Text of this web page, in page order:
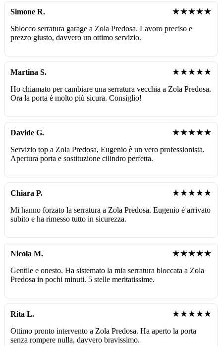
Simone R. ★★★★★
Sblocco serratura garage a Zola Predosa. Lavoro preciso e
prezzo giusto, davvero un ottimo servizio.
Martina S. ★★★★★
Ho chiamato per cambiare una serratura vecchia a Zola Predosa.
Ora la porta è molto più sicura. Consiglio!
Davide G. ★★★★★
Servizio top a Zola Predosa, Eugenio è un vero professionista.
Apertura porta e sostituzione cilindro perfetta.
Chiara P. ★★★★★
Mi hanno forzato la serratura a Zola Predosa. Eugenio è arrivato
subito e ha rimesso tutto in sicurezza.
Nicola M. ★★★★★
Gentile e onesto. Ha sistemato la mia serratura bloccata a Zola
Predosa in pochi minuti. 5 stelle meritatissime.
Rita L. ★★★★★
Ottimo pronto intervento a Zola Predosa. Ha aperto la porta
senza rompere nulla, davvero bravissimo.